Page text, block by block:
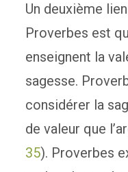
Un deuxième
Proverbes est
enseignent la
sagesse.
considérer la
de valeur que
35). Proverbes